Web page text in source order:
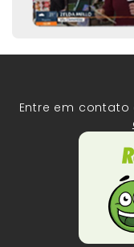
Entre em